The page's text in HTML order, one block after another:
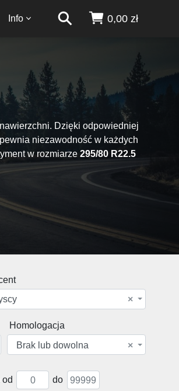
0,00 zł
Info
Dzięki odpowiedniej
niezawodność w każdych
w rozmiarze 295/80 R22.5
×
Homologacja
×
Brak lub dowolna
do